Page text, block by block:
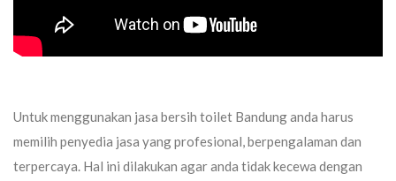
Untuk menggunakan jasa bersih toilet Bandung anda harus
memilih penyedia jasa yang profesional, berpengalaman dan
terpercaya. Hal ini dilakukan agar anda tidak kecewa dengan